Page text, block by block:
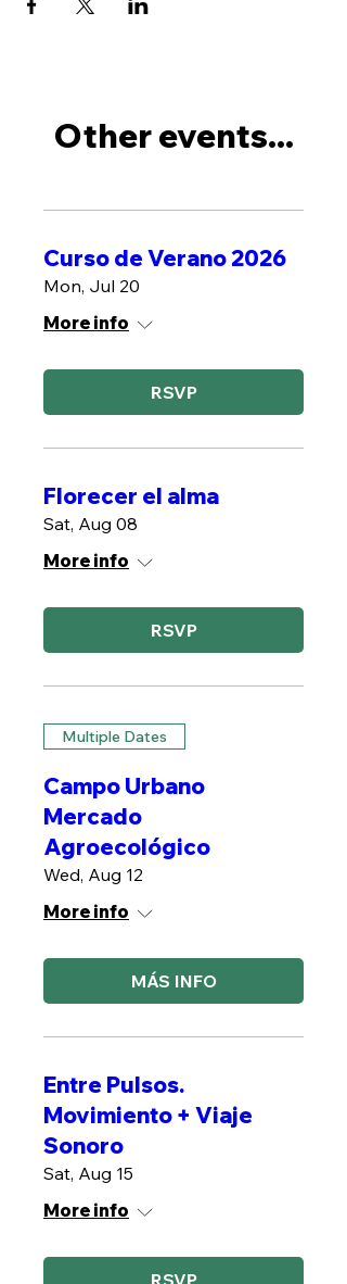
Other events...
Curso de Verano 2026
Mon, Jul 20
More info
RSVP
Florecer el alma
Sat, Aug 08
More info
RSVP
Multiple Dates
Campo Urbano
Mercado
Agroecológico
Wed, Aug 12
More info
MÁS INFO
Entre Pulsos.
Movimiento + Viaje
Sonoro
Sat, Aug 15
More info
RSVP